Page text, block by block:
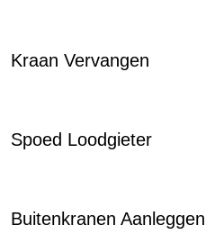
Kraan Vervangen
Spoed Loodgieter
Buitenkranen Aanleggen